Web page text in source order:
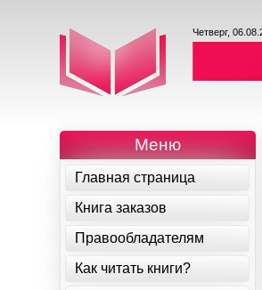
Четверг,
Меню
Главная страница
Книга заказов
Правообладателям
Как читать книги?